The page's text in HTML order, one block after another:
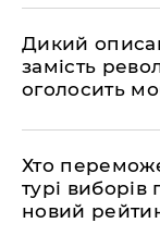
Дикий
замість
оголосить
Хто
турі виборів
новий